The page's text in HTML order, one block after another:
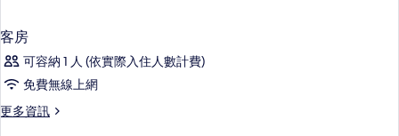
客房
可容納 1 人 (依實際入住人數計費)
免費無線上網
更多資訊
更